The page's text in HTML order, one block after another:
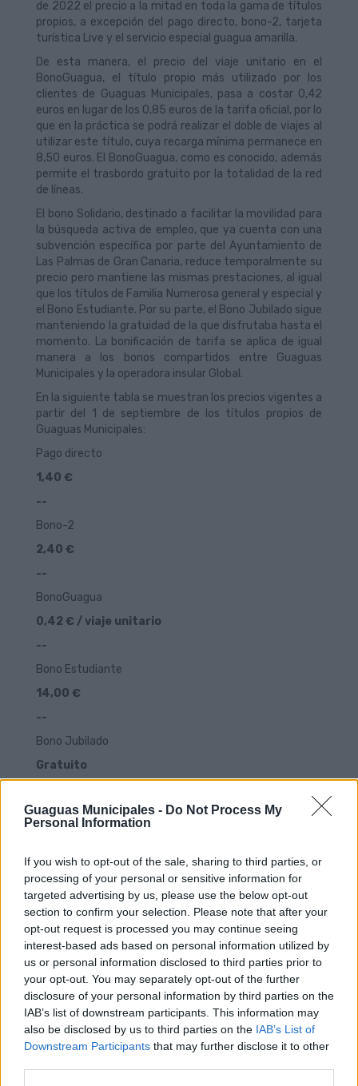
Guaguas Municipales - Do Not Process My
Personal Information
If you wish to opt-out of the sale, sharing to third parties, or
processing of your personal or sensitive information for
targeted advertising by us, please use the below opt-out
section to confirm your selection. Please note that after your
opt-out request is processed you may continue seeing
interest-based ads based on personal information utilized by
us or personal information disclosed to third parties prior to
your opt-out. You may separately opt-out of the further
disclosure of your personal information by third parties on the
IAB’s list of downstream participants. This information may
also be disclosed by us to third parties on the IAB’s List of
Downstream Participants that may further disclose it to other
de 2022 el precio a la mitad en toda la gama de títulos
propios, a excepción del pago directo, bono-2, tarjeta
turística Live y el servicio especial guagua amarilla.
De esta manera, el precio del viaje unitario en el
BonoGuagua, el título propio más utilizado por los
clientes de Guaguas Municipales, pasa a costar 0,42
euros en lugar de los 0,85 euros de la tarifa oficial, por lo
que en la práctica se podrá realizar el doble de viajes al
utilizar este título, cuya recarga mínima permanece en
8,50 euros. El BonoGuagua, como es conocido, además
permite el trasbordo gratuito por la totalidad de la red
de líneas.
El bono Solidario, destinado a facilitar la movilidad para
la búsqueda activa de empleo, que ya cuenta con una
subvención específica por parte del Ayuntamiento de
Las Palmas de Gran Canaria, reduce temporalmente su
precio pero mantiene las mismas prestaciones, al igual
que los títulos de Familia Numerosa general y especial y
el Bono Estudiante. Por su parte, el Bono Jubilado sigue
manteniendo la gratuidad de la que disfrutaba hasta el
momento. La bonificación de tarifa se aplica de igual
manera a los bonos compartidos entre Guaguas
Municipales y la operadora insular Global.
En la siguiente tabla se muestran los precios vigentes a
partir del 1 de septiembre de los títulos propios de
Guaguas Municipales:
Pago directo
1,40 €
--
Bono-2
2,40 €
--
BonoGuagua
0,42 € / viaje unitario
--
Bono Estudiante
14,00 €
--
Bono Jubilado
Gratuito
Familia Numerosa General
--
Familia Numerosa Especial
10,00 €
--
Bono Solidario
5,00 €
Tarjeta Turística Live 1 día
5,00 €